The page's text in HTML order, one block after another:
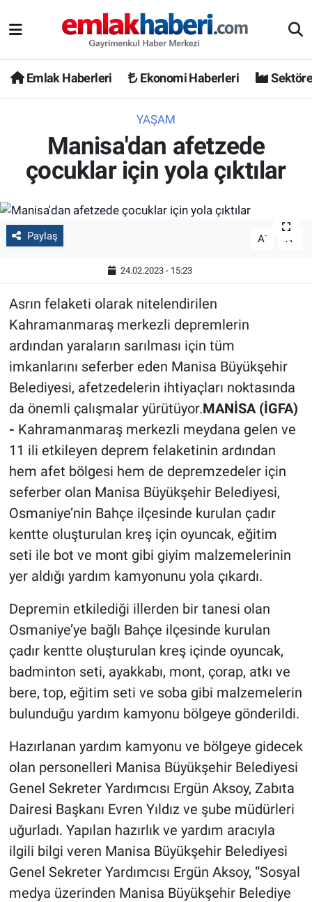
Emlak Haberleri Ekonomi Haberleri
YAŞAM
Manisa'dan afetzede
çocuklar için yola çıktılar
Paylaş A- A
24.02.2023 - 15:23
Asrın felaketi olarak nitelendirilen
Kahramanmaraş merkezli depremlerin
ardından yaraların sarılması için tüm
imkanlarını seferber eden Manisa Büyükşehir
Belediyesi, afetzedelerin ihtiyaçları noktasında
da önemli çalışmalar yürütüyor.MANİSA (İGFA)
- Kahramanmaraş merkezli meydana gelen ve
11 ili etkileyen deprem felaketinin ardından
hem afet bölgesi hem de depremzedeler için
seferber olan Manisa Büyükşehir Belediyesi,
Osmaniye’nin Bahçe ilçesinde kurulan çadır
kentte oluşturulan kreş için oyuncak, eğitim
seti ile bot ve mont gibi giyim malzemelerinin
yer aldığı yardım kamyonunu yola çıkardı.
Depremin etkilediği illerden bir tanesi olan
Osmaniye’ye bağlı Bahçe ilçesinde kurulan
çadır kentte oluşturulan kreş içinde oyuncak,
badminton seti, ayakkabı, mont, çorap, atkı ve
bere, top, eğitim seti ve soba gibi malzemelerin
bulunduğu yardım kamyonu bölgeye gönderildi.
Hazırlanan yardım kamyonu ve bölgeye gidecek
olan personelleri Manisa Büyükşehir Belediyesi
Genel Sekreter Yardımcısı Ergün Aksoy, Zabıta
Dairesi Başkanı Evren Yıldız ve şube müdürleri
uğurladı. Yapılan hazırlık ve yardım aracıyla
ilgili bilgi veren Manisa Büyükşehir Belediyesi
Genel Sekreter Yardımcısı Ergün Aksoy, “Sosyal
medya üzerinden Manisa Büyükşehir Belediye